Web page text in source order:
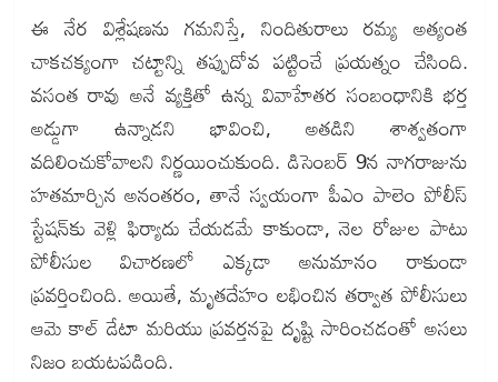
ఈ నేర విశ్లేషణను గమనిస్తే, నిందితురాలు రమ్య అత్యంత
చాకచక్యంగా చట్టాన్ని తప్పుదోవ పట్టించే ప్రయత్నం చేసింది.
వసంత రావు అనే వ్యక్తితో ఉన్న వివాహేతర సంబంధానికి భర్త
అడ్డుగా ఉన్నాడని భావించి, అతడిని శాశ్వతంగా
వదిలించుకోవాలని నిర్ణయించుకుంది. డిసెంబర్ 9న నాగరాజును
హతమార్చిన అనంతరం, తానే స్వయంగా పీఎం పాలెం పోలీస్
స్టేషన్‌కు వెళ్లి ఫిర్యాదు చేయడమే కాకుండా, నెల రోజుల పాటు
పోలీసుల విచారణలో ఎక్కడా అనుమానం రాకుండా
ప్రవర్తించింది. అయితే, మృతదేహం లభించిన తర్వాత పోలీసులు
ఆమె కాల్ డేటా మరియు ప్రవర్తనపై దృష్టి సారించడంతో అసలు
నిజం బయటపడింది.